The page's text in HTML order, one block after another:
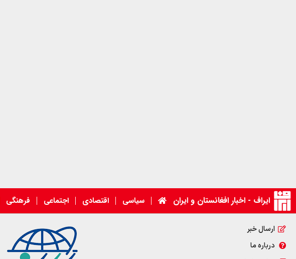
ایراف - اخبار افغانستان و ایران سیاسی اقتصادی اجتماعی فرهنگی
ارسال خبر
درباره ما